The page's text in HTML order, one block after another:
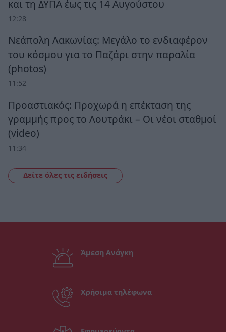
και τη ΔΥΠΑ έως τις 14 Αυγούστου
12:28
Νεάπολη Λακωνίας: Μεγάλο το ενδιαφέρον
του κόσμου για το Παζάρι στην παραλία
(photos)
11:52
Προαστιακός: Προχωρά η επέκταση της
γραμμής προς το Λουτράκι – Οι νέοι σταθμοί
(video)
11:34
Δείτε όλες τις ειδήσεις
Άμεση Ανάγκη
Χρήσιμα τηλέφωνα